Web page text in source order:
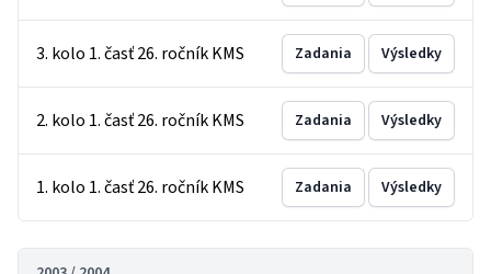
3. kolo 1. časť 26. ročník KMS Zadania Výsledky
2. kolo 1. časť 26. ročník KMS Zadania Výsledky
1. kolo 1. časť 26. ročník KMS Zadania Výsledky